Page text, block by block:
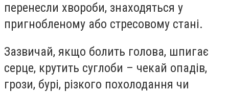
перенесли хвороби, знаходяться у
пригнобленому або стресовому стані.
Зазвичай, якщо болить голова, шпигає
серце, крутить суглоби – чекай опадів,
грози, бурі, різкого похолодання чи